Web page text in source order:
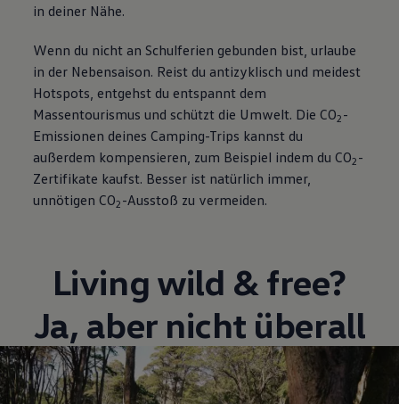
in deiner Nähe.
Wenn du nicht an Schulferien gebunden bist, urlaube
in der Nebensaison. Reist du antizyklisch und meidest
Hotspots, entgehst du entspannt dem
Massentourismus und schützt die Umwelt. Die CO2 -
Emissionen deines Camping-Trips kannst du
außerdem kompensieren, zum Beispiel indem du CO2 -
Zertifikate kaufst. Besser ist natürlich immer,
unnötigen CO2 -Ausstoß zu vermeiden.
Living wild & free?
Ja, aber nicht überall